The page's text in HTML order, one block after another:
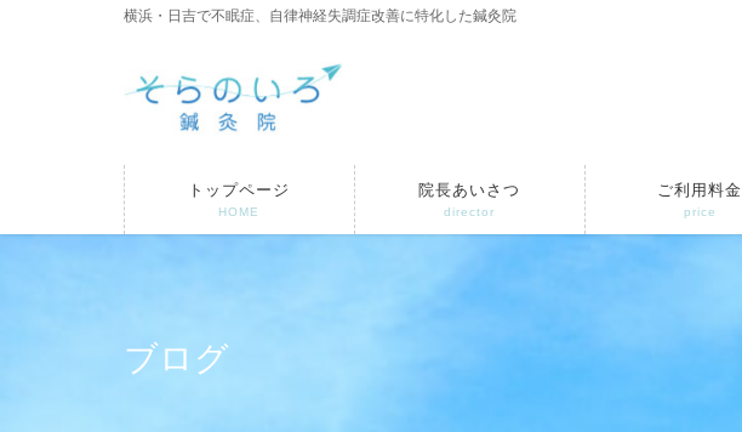
横浜・日吉で不眠症、自律神経失調症改善に特化した鍼灸院
トップページ
HOME
院長あいさつ
director
ご利用料金
price
ブログ